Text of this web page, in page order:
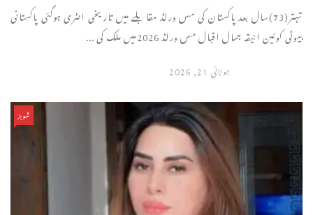
تہتر(73)سال بعد پاکستان کی مس ورلڈ مقابلے میں تاریخی انٹری ہوگئی پاکستانی
بیوٹی کوئین انیقہ جمال اقبال مس ورلڈ 2026میں ملک کی ...
جولائی 21, 2026
شوبز